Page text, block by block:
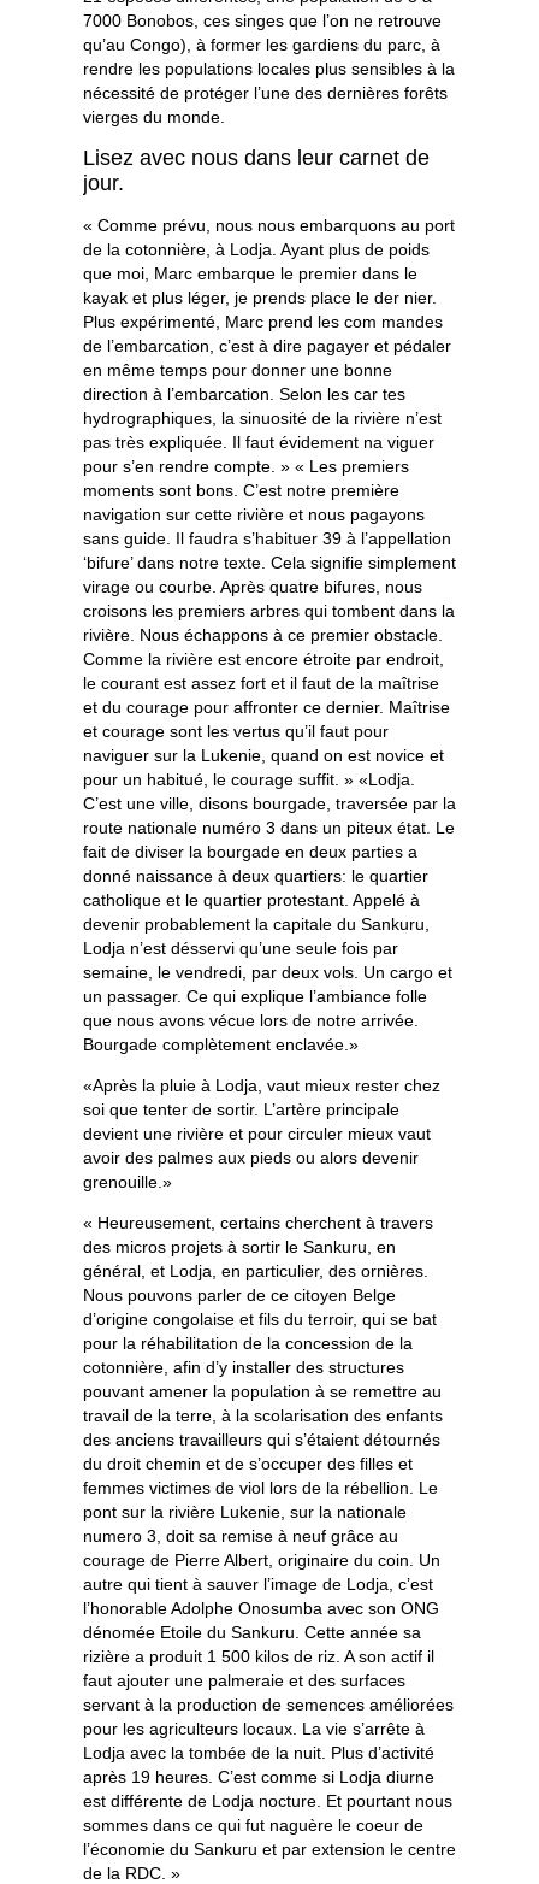
7000 Bonobos, ces singes que l’on ne retrouve
qu’au Congo), à former les gardiens du parc, à
rendre les populations locales plus sensibles à la
nécessité de protéger l’une des dernières forêts
vierges du monde.
Lisez avec nous dans leur carnet de
jour.
« Comme prévu, nous nous embarquons au port
de la cotonnière, à Lodja. Ayant plus de poids
que moi, Marc embarque le premier dans le
kayak et plus léger, je prends place le der nier.
Plus expérimenté, Marc prend les com mandes
de l’embarcation, c’est à dire pagayer et pédaler
en même temps pour donner une bonne
direction à l’embarcation. Selon les car tes
hydrographiques, la sinuosité de la rivière n’est
pas très expliquée. Il faut évidement na viguer
pour s’en rendre compte. » « Les premiers
moments sont bons. C’est notre première
navigation sur cette rivière et nous pagayons
sans guide. Il faudra s’habituer 39 à l’appellation
‘bifure’ dans notre texte. Cela signifie simplement
virage ou courbe. Après quatre bifures, nous
croisons les premiers arbres qui tombent dans la
rivière. Nous échappons à ce premier obstacle.
Comme la rivière est encore étroite par endroit,
le courant est assez fort et il faut de la maîtrise
et du courage pour affronter ce dernier. Maîtrise
et courage sont les vertus qu’il faut pour
naviguer sur la Lukenie, quand on est novice et
pour un habitué, le courage suffit. » «Lodja.
C’est une ville, disons bourgade, traversée par la
route nationale numéro 3 dans un piteux état. Le
fait de diviser la bourgade en deux parties a
donné naissance à deux quartiers: le quartier
catholique et le quartier protestant. Appelé à
devenir probablement la capitale du Sankuru,
Lodja n’est désservi qu’une seule fois par
semaine, le vendredi, par deux vols. Un cargo et
un passager. Ce qui explique l’ambiance folle
que nous avons vécue lors de notre arrivée.
Bourgade complètement enclavée.»
«Après la pluie à Lodja, vaut mieux rester chez
soi que tenter de sortir. L’artère principale
devient une rivière et pour circuler mieux vaut
avoir des palmes aux pieds ou alors devenir
grenouille.»
« Heureusement, certains cherchent à travers
des micros projets à sortir le Sankuru, en
général, et Lodja, en particulier, des ornières.
Nous pouvons parler de ce citoyen Belge
d’origine congolaise et fils du terroir, qui se bat
pour la réhabilitation de la concession de la
cotonnière, afin d’y installer des structures
pouvant amener la population à se remettre au
travail de la terre, à la scolarisation des enfants
des anciens travailleurs qui s’étaient détournés
du droit chemin et de s’occuper des filles et
femmes victimes de viol lors de la rébellion. Le
pont sur la rivière Lukenie, sur la nationale
numero 3, doit sa remise à neuf grâce au
courage de Pierre Albert, originaire du coin. Un
autre qui tient à sauver l’image de Lodja, c’est
l’honorable Adolphe Onosumba avec son ONG
dénomée Etoile du Sankuru. Cette année sa
rizière a produit 1 500 kilos de riz. A son actif il
faut ajouter une palmeraie et des surfaces
servant à la production de semences améliorées
pour les agriculteurs locaux. La vie s’arrête à
Lodja avec la tombée de la nuit. Plus d’activité
après 19 heures. C’est comme si Lodja diurne
est différente de Lodja nocture. Et pourtant nous
sommes dans ce qui fut naguère le coeur de
l’économie du Sankuru et par extension le centre
de la RDC. »